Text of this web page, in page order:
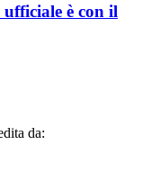
è con il
da: